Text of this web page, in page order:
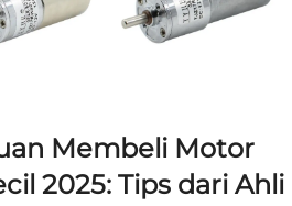
Membeli Motor
2025: Tips dari Ahli